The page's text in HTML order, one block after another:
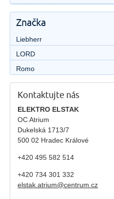
Značka
Liebherr
LORD
Romo
Kontaktujte nás
ELEKTRO ELSTAK
OC Atrium
Dukelská 1713/7
500 02 Hradec Králové
+420 495 582 514
+420 734 301 332
elstak.atrium@centrum.cz